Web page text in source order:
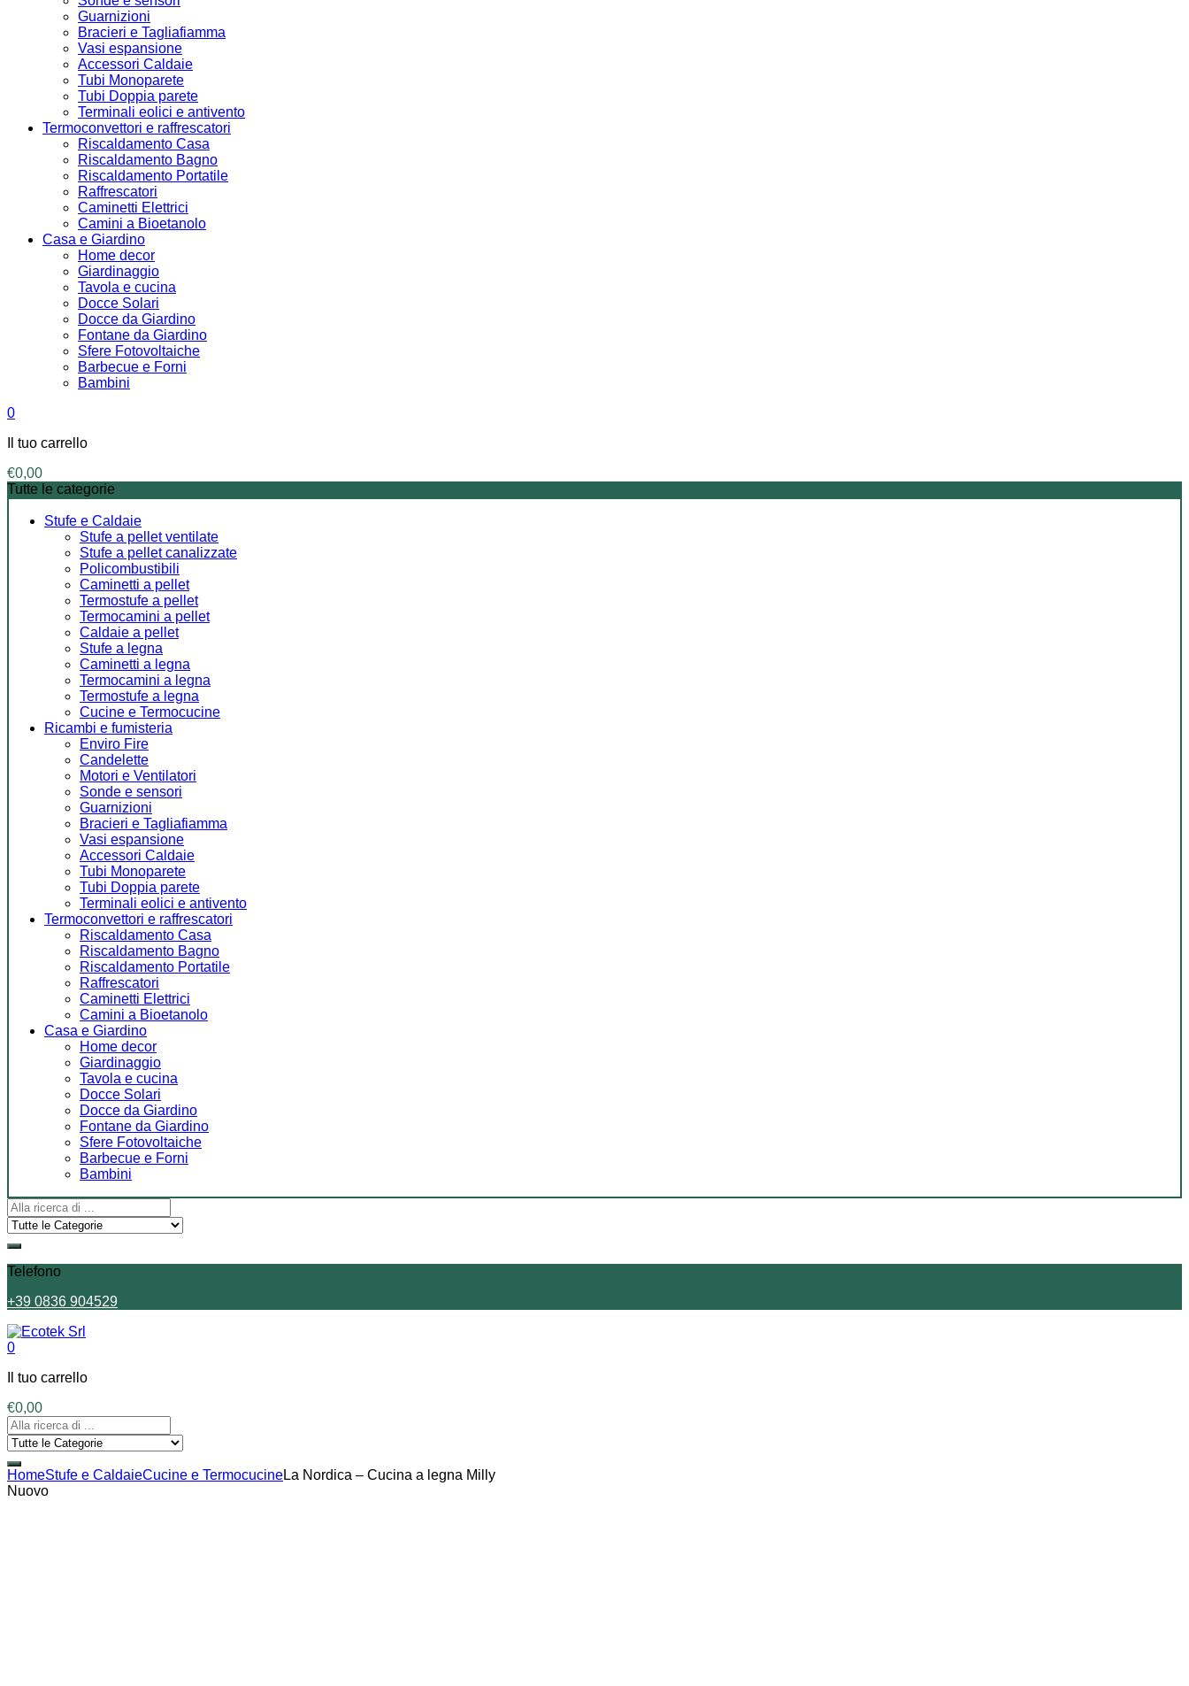
Guarnizioni
Bracieri e Tagliafiamma
Vasi espansione
Accessori Caldaie
Tubi Monoparete
Tubi Doppia parete
Terminali eolici e antivento
Termoconvettori e raffrescatori
Riscaldamento Casa
Riscaldamento Bagno
Riscaldamento Portatile
Raffrescatori
Caminetti Elettrici
Camini a Bioetanolo
Casa e Giardino
Home decor
Giardinaggio
Tavola e cucina
Docce Solari
Docce da Giardino
Fontane da Giardino
Sfere Fotovoltaiche
Barbecue e Forni
Bambini
0
Il tuo carrello
€0,00
Tutte le categorie
Stufe e Caldaie
Stufe a pellet ventilate
Stufe a pellet canalizzate
Policombustibili
Caminetti a pellet
Termostufe a pellet
Termocamini a pellet
Caldaie a pellet
Stufe a legna
Caminetti a legna
Termocamini a legna
Termostufe a legna
Cucine e Termocucine
Ricambi e fumisteria
Enviro Fire
Candelette
Motori e Ventilatori
Sonde e sensori
Guarnizioni
Bracieri e Tagliafiamma
Vasi espansione
Accessori Caldaie
Tubi Monoparete
Tubi Doppia parete
Terminali eolici e antivento
Termoconvettori e raffrescatori
Riscaldamento Casa
Riscaldamento Bagno
Riscaldamento Portatile
Raffrescatori
Caminetti Elettrici
Camini a Bioetanolo
Casa e Giardino
Home decor
Giardinaggio
Tavola e cucina
Docce Solari
Docce da Giardino
Fontane da Giardino
Sfere Fotovoltaiche
Barbecue e Forni
Bambini
Telefono
+39 0836 904529
0
Il tuo carrello
€0,00
HomeStufe e CaldaieCucine e TermocucineLa Nordica – Cucina a legna Milly
Nuovo